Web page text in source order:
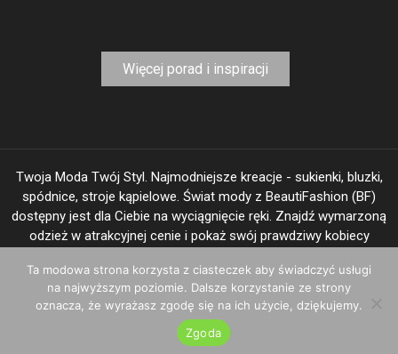
Więcej porad i inspiracji
Twoja Moda Twój Styl. Najmodniejsze kreacje - sukienki, bluzki,
spódnice, stroje kąpielowe. Świat mody z BeautiFashion (BF)
dostępny jest dla Ciebie na wyciągnięcie ręki. Znajdź wymarzoną
odzież w atrakcyjnej cenie i pokaż swój prawdziwy kobiecy
Theme: Shopay by
Ta modowa strona korzysta z ciasteczek aby świadczyć usługi
na najwyższym poziomie. Dalsze korzystanie ze strony
oznacza, że wyrażasz zgodę się na ich użycie, dziękujemy.
Zgoda